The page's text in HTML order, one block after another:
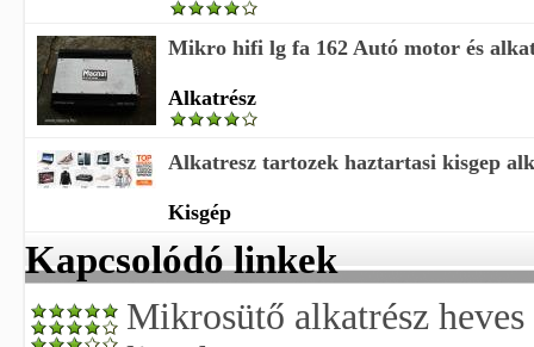
Mikro hifi lg fa 162 Autó motor és
Alkatrész
Alkatresz tartozek haztartasi kisgep
Kisgép
Kapcsolódó linkek
Mikrosütő alkatrész